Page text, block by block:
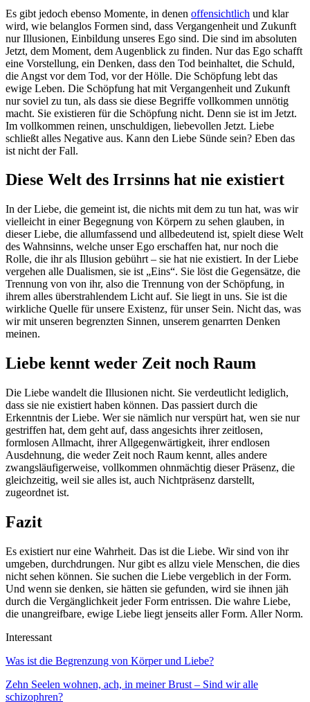
Es gibt jedoch ebenso Momente, in denen offensichtlich und klar
wird, wie belanglos Formen sind, dass Vergangenheit und Zukunft
nur Illusionen, Einbildung unseres Ego sind. Die sind im absoluten
Jetzt, dem Moment, dem Augenblick zu finden. Nur das Ego schafft
eine Vorstellung, ein Denken, dass den Tod beinhaltet, die Schuld,
die Angst vor dem Tod, vor der Hölle. Die Schöpfung lebt das
ewige Leben. Die Schöpfung hat mit Vergangenheit und Zukunft
nur soviel zu tun, als dass sie diese Begriffe vollkommen unnötig
macht. Sie existieren für die Schöpfung nicht. Denn sie ist im Jetzt.
Im vollkommen reinen, unschuldigen, liebevollen Jetzt. Liebe
schließt alles Negative aus. Kann den Liebe Sünde sein? Eben das
ist nicht der Fall.
Diese Welt des Irrsinns hat nie existiert
In der Liebe, die gemeint ist, die nichts mit dem zu tun hat, was wir
vielleicht in einer Begegnung von Körpern zu sehen glauben, in
dieser Liebe, die allumfassend und allbedeutend ist, spielt diese Welt
des Wahnsinns, welche unser Ego erschaffen hat, nur noch die
Rolle, die ihr als Illusion gebührt – sie hat nie existiert. In der Liebe
vergehen alle Dualismen, sie ist „Eins“. Sie löst die Gegensätze, die
Trennung von von ihr, also die Trennung von der Schöpfung, in
ihrem alles überstrahlendem Licht auf. Sie liegt in uns. Sie ist die
wirkliche Quelle für unsere Existenz, für unser Sein. Nicht das, was
wir mit unseren begrenzten Sinnen, unserem genarrten Denken
meinen.
Liebe kennt weder Zeit noch Raum
Die Liebe wandelt die Illusionen nicht. Sie verdeutlicht lediglich,
dass sie nie existiert haben können. Das passiert durch die
Erkenntnis der Liebe. Wer sie nämlich nur verspürt hat, wen sie nur
gestriffen hat, dem geht auf, dass angesichts ihrer zeitlosen,
formlosen Allmacht, ihrer Allgegenwärtigkeit, ihrer endlosen
Ausdehnung, die weder Zeit noch Raum kennt, alles andere
zwangsläufigerweise, vollkommen ohnmächtig dieser Präsenz, die
gleichzeitig, weil sie alles ist, auch Nichtpräsenz darstellt,
zugeordnet ist.
Fazit
Es existiert nur eine Wahrheit. Das ist die Liebe. Wir sind von ihr
umgeben, durchdrungen. Nur gibt es allzu viele Menschen, die dies
nicht sehen können. Sie suchen die Liebe vergeblich in der Form.
Und wenn sie denken, sie hätten sie gefunden, wird sie ihnen jäh
durch die Vergänglichkeit jeder Form entrissen. Die wahre Liebe,
die unangreifbare, ewige Liebe liegt jenseits aller Form. Aller Norm.
Interessant
Was ist die Begrenzung von Körper und Liebe?
Zehn Seelen wohnen, ach, in meiner Brust – Sind wir alle
schizophren?